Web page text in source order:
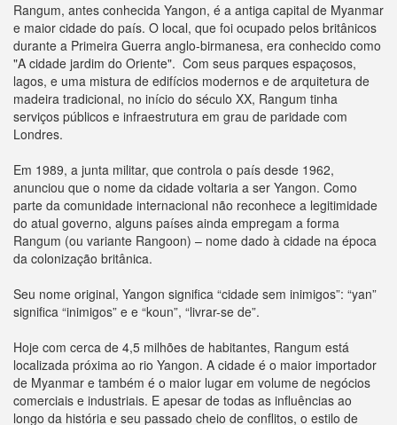
Rangum, antes conhecida Yangon, é a antiga capital de Myanmar
e maior cidade do país. O local, que foi ocupado pelos britânicos
durante a Primeira Guerra anglo-birmanesa, era conhecido como
"A cidade jardim do Oriente". Com seus parques espaçosos,
lagos, e uma mistura de edifícios modernos e de arquitetura de
madeira tradicional, no início do século XX, Rangum tinha
serviços públicos e infraestrutura em grau de paridade com
Londres.
Em 1989, a junta militar, que controla o país desde 1962,
anunciou que o nome da cidade voltaria a ser Yangon. Como
parte da comunidade internacional não reconhece a legitimidade
do atual governo, alguns países ainda empregam a forma
Rangum (ou variante Rangoon) – nome dado à cidade na época
da colonização britânica.
Seu nome original, Yangon significa “cidade sem inimigos”: “yan”
significa “inimigos” e e “koun”, “livrar-se de”.
Hoje com cerca de 4,5 milhões de habitantes, Rangum está
localizada próxima ao rio Yangon. A cidade é o maior importador
de Myanmar e também é o maior lugar em volume de negócios
comerciais e industriais. E apesar de todas as influências ao
longo da história e seu passado cheio de conflitos, o estilo de